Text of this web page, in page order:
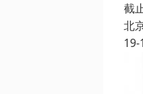
截
北
19-